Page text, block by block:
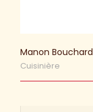
Manon Bouchard
Cuisinière